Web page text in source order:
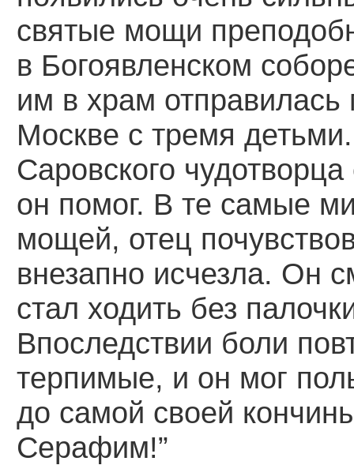
святые мощи
в Богоявленском
им в храм
Москве с тремя
Саровского
он помог. В те самые
мощей, отец
внезапно исчезла. Он
стал ходить без
Впоследствии боли
терпимые, и он мог
до самой своей
Серафим!”